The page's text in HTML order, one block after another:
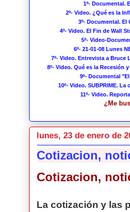
1º- Documental.
2º- Video. ¿Qué es la
3º- Documental. El
4º- Video. El Fin de Wall
5º- Video-
6º- 21-01-08 Lunes
7º- Video. Entrevista a Bruce
8º- Video. Qué es la Recesión
9º- Documental
10º- Video. SUBPRIME.
11º- Video.
¿Me
lunes, 23 de enero de
Cotizacion,
Cotizacion,
La cotización y las